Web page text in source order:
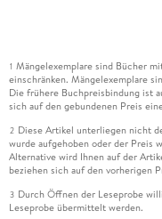
1 Mängelexemplare sind Bücher
einschränken. Mängelexemplare
Die frühere Buchpreisbindung ist
sich auf den gebundenen Preis
2 Diese Artikel unterliegen nicht
wurde aufgehoben oder der Preis
Alternative wird Ihnen auf der
beziehen sich auf den vorherigen
3 Durch Öffnen der Leseprobe
Leseprobe übermittelt werden.